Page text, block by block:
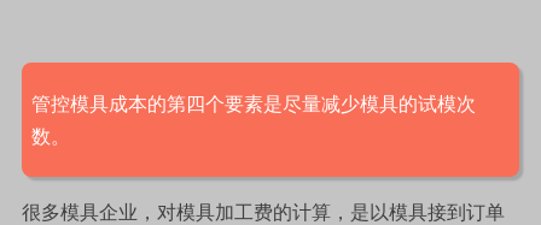
管控模具成本的第四个要素是尽量减少模具的试模次
数。
很多模具企业，对模具加工费的计算，是以模具接到订单